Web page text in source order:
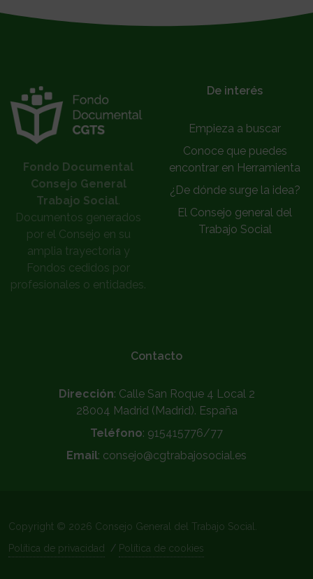
Fondo Documental
Consejo General
Trabajo Social.
Documentos generados
por el Consejo en su
amplia trayectoria y
Fondos cedidos por
profesionales o entidades.
De interés
Empieza a buscar
Conoce que puedes
encontrar en Herramienta
¿De dónde surge la idea?
El Consejo general del
Trabajo Social
Contacto
Dirección: Calle San Roque 4 Local 2
28004 Madrid (Madrid). España
Teléfono: 915415776/77
Email: consejo@cgtrabajosocial.es
Copyright © 2026 Consejo General del Trabajo Social.
Política de privacidad
/ Política de cookies